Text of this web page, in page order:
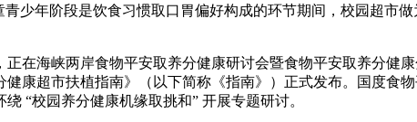
少年阶段是饮食习惯取口胃偏好构成的环节期间，校园超市
海峡两岸食物平安取养分健康研讨会暨食物平安取养分健
康超市扶植指南》（以下简称《指南》）正式发布。国度食
“校园养分健康机缘取挑和” 开展专题研讨。